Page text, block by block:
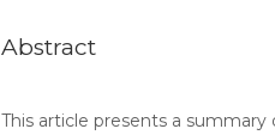
Abstract
This article presents a